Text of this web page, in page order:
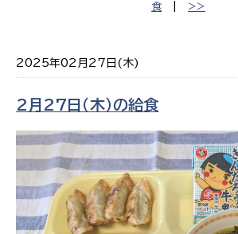
食
>>
2025年02月27日(木)
2月27日（木）の給食